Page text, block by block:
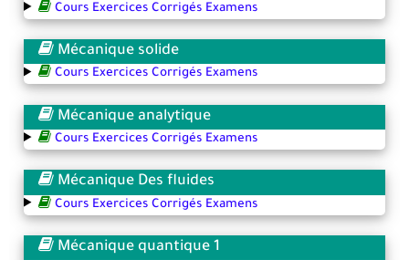
Cours Exercices Corrigés Examens
Mécanique solide
Cours Exercices Corrigés Examens
Mécanique analytique
Cours Exercices Corrigés Examens
Mécanique Des fluides
Cours Exercices Corrigés Examens
Mécanique quantique 1